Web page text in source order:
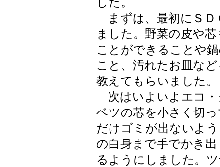
した。
まずは、最初にＳＤ
ました。野菜の皮や
ことができることや
こと、汚れたお皿な
教えてもらいました。
次はいよいよエコ・
ベツの芯を小さく切
だけゴミが出ないよ
の白身まで手でかき
るようにしました。